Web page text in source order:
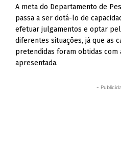
A meta do Departamento de
passa a ser dotá-lo de
efetuar julgamentos e optar
diferentes situações, já que as
pretendidas foram obtidas com
apresentada.
-